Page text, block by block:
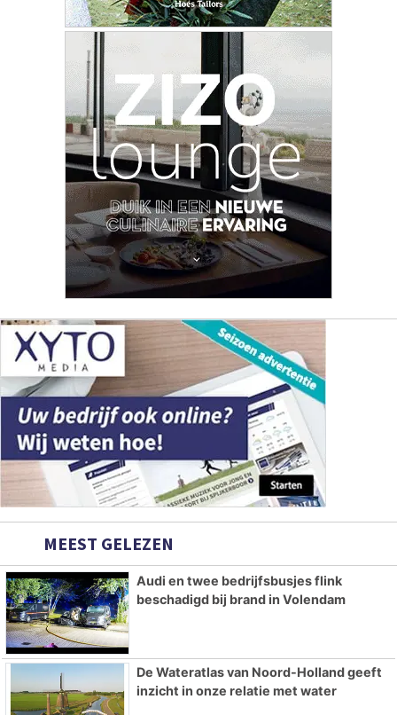
MEEST GELEZEN
Audi en twee bedrijfsbusjes flink
beschadigd bij brand in Volendam
De Wateratlas van Noord-Holland geeft
inzicht in onze relatie met water